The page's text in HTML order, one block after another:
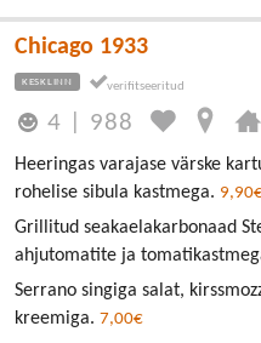
Chicago 1933
KESKLINN
4 988
Heeringas varajase värske
rohelise sibula kastmega.
Grillitud seakaelakarbonaad
ahjutomatite ja
Serrano singiga salat,
kreemiga. 7,00€